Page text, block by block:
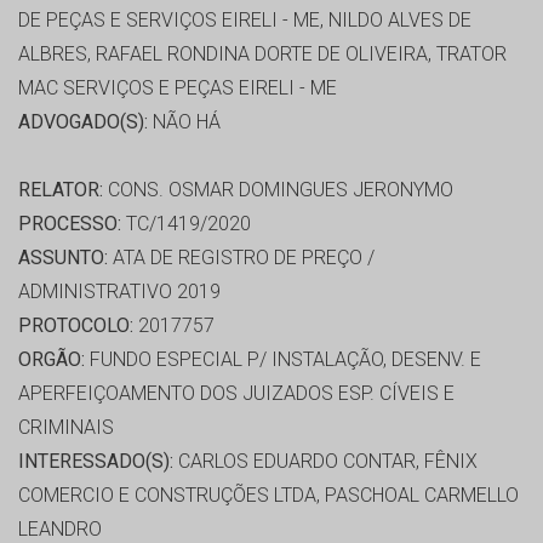
DE PEÇAS E SERVIÇOS EIRELI - ME, NILDO ALVES DE
ALBRES, RAFAEL RONDINA DORTE DE OLIVEIRA, TRATOR
MAC SERVIÇOS E PEÇAS EIRELI - ME
ADVOGADO(S): NÃO HÁ
RELATOR: CONS. OSMAR DOMINGUES JERONYMO
PROCESSO: TC/1419/2020
ASSUNTO: ATA DE REGISTRO DE PREÇO /
ADMINISTRATIVO 2019
PROTOCOLO: 2017757
ORGÃO: FUNDO ESPECIAL P/ INSTALAÇÃO, DESENV. E
APERFEIÇOAMENTO DOS JUIZADOS ESP. CÍVEIS E
CRIMINAIS
INTERESSADO(S): CARLOS EDUARDO CONTAR, FÊNIX
COMERCIO E CONSTRUÇÕES LTDA, PASCHOAL CARMELLO
LEANDRO